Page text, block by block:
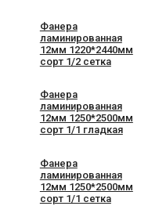
Фанера
ламинированная
12мм 1220*2440мм
сорт 1/2 сетка
Фанера
ламинированная
12мм 1250*2500мм
сорт 1/1 гладкая
Фанера
ламинированная
12мм 1250*2500мм
сорт 1/1 сетка